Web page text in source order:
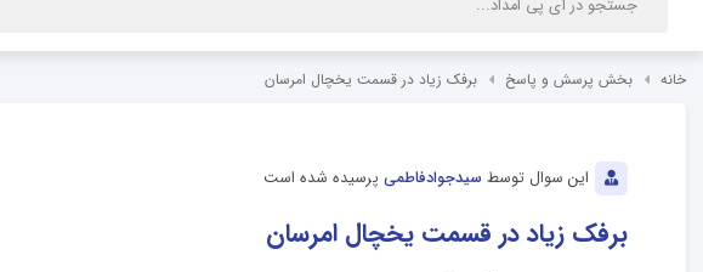
خانه بخش پرسش و پاسخ برفک زیاد در قسمت یخچال امرسان
این سوال توسط سیدجوادفاطمی پرسیده شده است
برفک زیاد در قسمت یخچال امرسان